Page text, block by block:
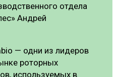
отдела
Андрей
— одни из лидеров
роторных
используемых в